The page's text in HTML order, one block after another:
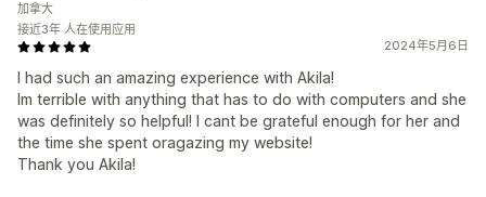
2024年5月6日
I had such an amazing experience with Akila!
Im terrible with anything that has to do with computers and she
was definitely so helpful! I cant be grateful enough for her and
the time she spent oragazing my website!
Thank you Akila!
加拿大
接近3年 人在使用应用